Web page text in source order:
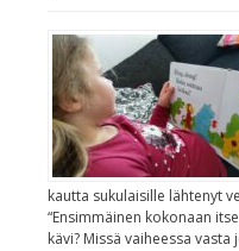
kautta sukulaisille lähtenyt
“Ensimmäinen kokonaan
kävi? Missä vaiheessa